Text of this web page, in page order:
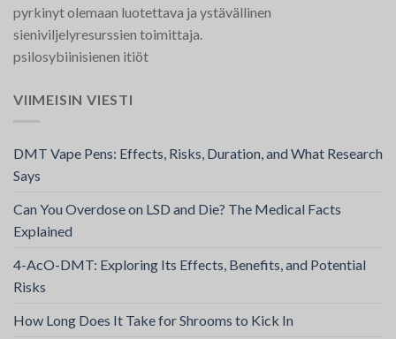
pyrkinyt olemaan luotettava ja ystävällinen
sieniviljelyresurssien toimittaja.
psilosybiinisienen itiöt
VIIMEISIN VIESTI
DMT Vape Pens: Effects, Risks, Duration, and What Research
Says
Can You Overdose on LSD and Die? The Medical Facts
Explained
4-AcO-DMT: Exploring Its Effects, Benefits, and Potential
Risks
How Long Does It Take for Shrooms to Kick In